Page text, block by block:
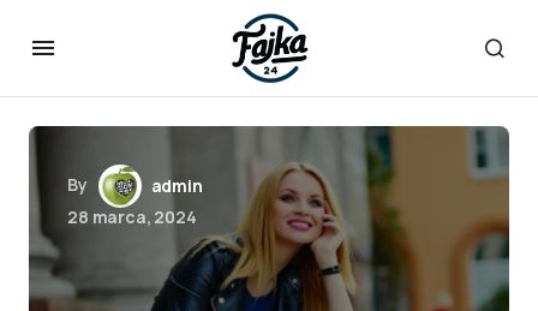
By
admin
28 marca, 2024